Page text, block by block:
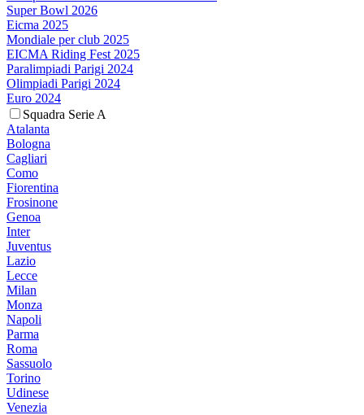
Super Bowl 2026
Eicma 2025
Mondiale per club 2025
EICMA Riding Fest 2025
Paralimpiadi Parigi 2024
Olimpiadi Parigi 2024
Euro 2024
Squadra Serie A
Atalanta
Bologna
Cagliari
Como
Fiorentina
Frosinone
Genoa
Inter
Juventus
Lazio
Lecce
Milan
Monza
Napoli
Parma
Roma
Sassuolo
Torino
Udinese
Venezia